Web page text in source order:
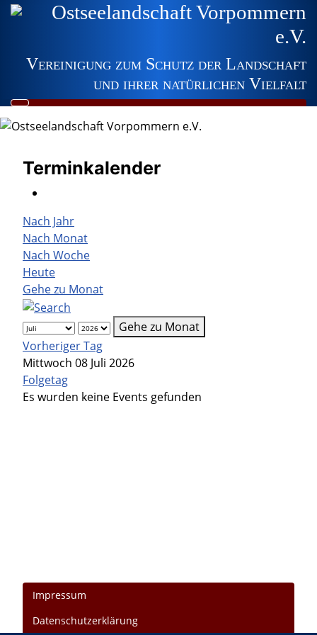
Vereinigung zum Schutz der Landschaft
und ihrer natürlichen Vielfalt
Ostseelandschaft Vorpommern
e.V.
Terminkalender
Nach Jahr
Nach Monat
Nach Woche
Heute
Gehe zu Monat
Gehe zu Monat
Vorheriger Tag
Mittwoch 08 Juli 2026
Folgetag
Es wurden keine Events gefunden
Impressum
Datenschutzerklärung